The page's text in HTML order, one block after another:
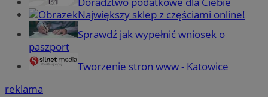
Największy sklep z częściami online!
Sprawdź jak wypełnić wniosek o
paszport
Tworzenie stron www - Katowice
reklama